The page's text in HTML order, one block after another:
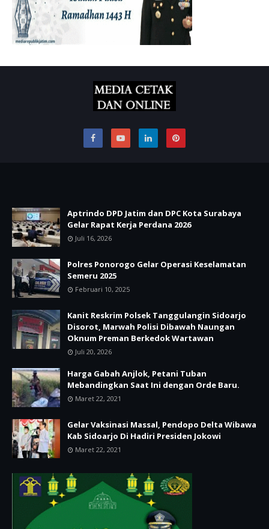
Aptrindo DPD Jatim dan DPC Kota Surabaya
Gelar Rapat Kerja Perdana 2026
Juli 16, 2026
Polres Ponorogo Gelar Operasi Keselamatan
Semeru 2025
Februari 10, 2025
Kanit Reskrim Polsek Tanggulangin Sidoarjo
Disorot, Marwah Polisi Dibawah Naungan
Oknum Preman Berkedok Wartawan
Juli 20, 2026
Harga Gabah Anjlok, Petani Tuban
Mebandingkan Saat Ini dengan Orde Baru.
Maret 22, 2021
Gelar Vaksinasi Massal, Pendopo Delta Wibawa
Kab Sidoarjo Di Hadiri Presiden Jokowi
Maret 22, 2021